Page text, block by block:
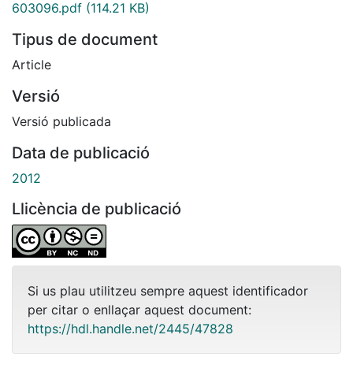
603096.pdf (114.21 KB)
Tipus de document
Article
Versió
Versió publicada
Data de publicació
2012
Llicència de publicació
Si us plau utilitzeu sempre aquest identificador
per citar o enllaçar aquest document:
https://hdl.handle.net/2445/47828